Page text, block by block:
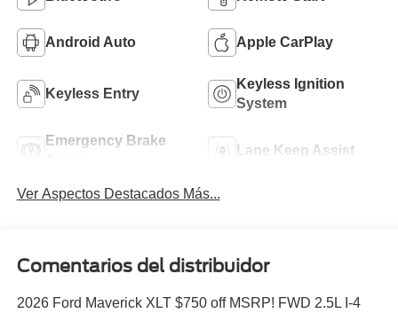
Android Auto Apple CarPlay
Keyless Entry
Keyless Ignition
System
Emergency Brake
Lane Keep Assist
Ver Aspectos Destacados Más...
Comentarios del distribuidor
2026 Ford Maverick XLT $750 off MSRP! FWD 2.5L I-4